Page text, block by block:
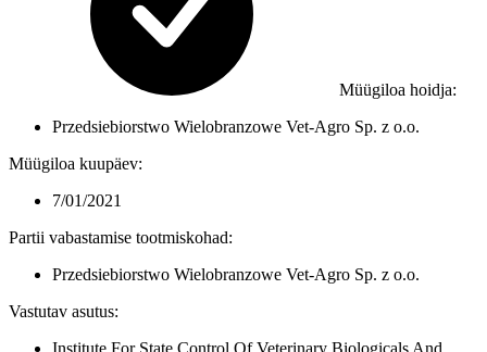
Müügiloa hoidja:
Przedsiebiorstwo Wielobranzowe Vet-Agro Sp. z o.o.
Müügiloa kuupäev:
7/01/2021
Partii vabastamise tootmiskohad:
Przedsiebiorstwo Wielobranzowe Vet-Agro Sp. z o.o.
Vastutav asutus:
Institute For State Control Of Veterinary Biologicals And